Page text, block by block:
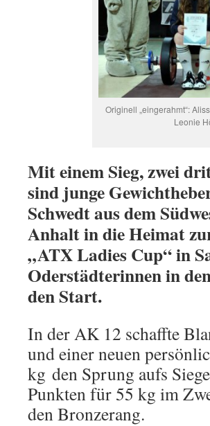
Originell „eingerahmt“:
Leonie
Mit einem Sieg, zwei
sind junge
Schwedt aus dem
Anhalt in die Heimat
„ATX Ladies Cup“ in
Oderstädterinnen in
den Start.
In der AK 12 schaffte
und einer neuen
kg den Sprung aufs
Punkten für 55 kg im
den Bronzerang.